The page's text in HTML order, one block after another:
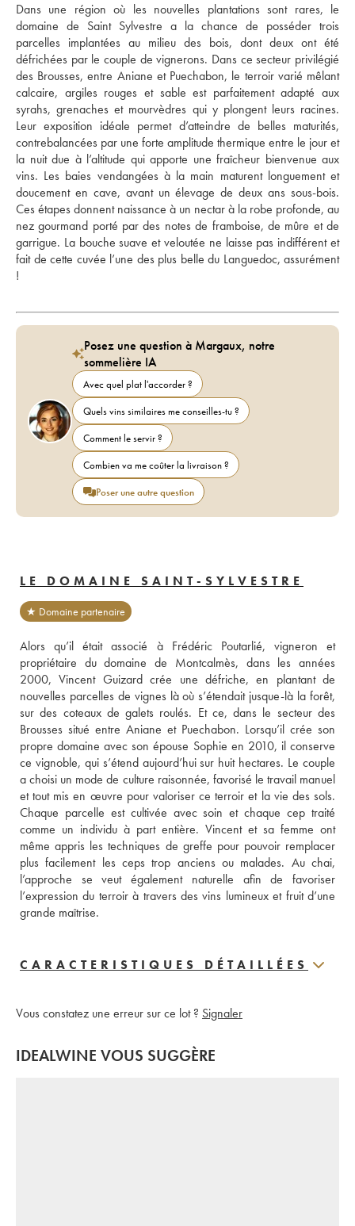
Dans une région où les nouvelles plantations sont rares, le
domaine de Saint Sylvestre a la chance de posséder trois
parcelles implantées au milieu des bois, dont deux ont été
défrichées par le couple de vignerons. Dans ce secteur privilégié
des Brousses, entre Aniane et Puechabon, le terroir varié mêlant
calcaire, argiles rouges et sable est parfaitement adapté aux
syrahs, grenaches et mourvèdres qui y plongent leurs racines.
Leur exposition idéale permet d’atteindre de belles maturités,
contrebalancées par une forte amplitude thermique entre le jour et
la nuit due à l’altitude qui apporte une fraîcheur bienvenue aux
vins. Les baies vendangées à la main maturent longuement et
doucement en cave, avant un élevage de deux ans sous-bois.
Ces étapes donnent naissance à un nectar à la robe profonde, au
nez gourmand porté par des notes de framboise, de mûre et de
garrigue. La bouche suave et veloutée ne laisse pas indifférent et
fait de cette cuvée l’une des plus belle du Languedoc, assurément
!
Posez une question à Margaux, notre
sommelière IA
Avec quel plat l'accorder ?
Quels vins similaires me conseilles-tu ?
Comment le servir ?
Combien va me coûter la livraison ?
Poser une autre question
LE DOMAINE SAINT-SYLVESTRE
★ Domaine partenaire
Alors qu’il était associé à Frédéric Poutarlié, vigneron et
propriétaire du domaine de Montcalmès, dans les années
2000, Vincent Guizard crée une défriche, en plantant de
nouvelles parcelles de vignes là où s’étendait jusque-là la forêt,
sur des coteaux de galets roulés. Et ce, dans le secteur des
Brousses situé entre Aniane et Puechabon. Lorsqu’il crée son
propre domaine avec son épouse Sophie en 2010, il conserve
ce vignoble, qui s’étend aujourd’hui sur huit hectares. Le couple
a choisi un mode de culture raisonnée, favorisé le travail manuel
et tout mis en œuvre pour valoriser ce terroir et la vie des sols.
Chaque parcelle est cultivée avec soin et chaque cep traité
comme un individu à part entière. Vincent et sa femme ont
même appris les techniques de greffe pour pouvoir remplacer
plus facilement les ceps trop anciens ou malades. Au chai,
l’approche se veut également naturelle afin de favoriser
l’expression du terroir à travers des vins lumineux et fruit d’une
grande maîtrise.
CARACTERISTIQUES DÉTAILLÉES
Vous constatez une erreur sur ce lot ? Signaler
IDEALWINE VOUS SUGGÈRE